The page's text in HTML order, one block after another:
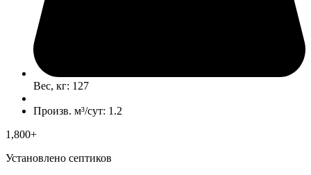
Вес, кг: 127
Произв. м³/сут: 1.2
1,800+
Установлено септиков